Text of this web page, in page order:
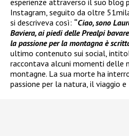
esperienze attraverso il suo blog
Instagram, seguito da oltre
si descriveva così: “Ciao, sono
Baviera, ai piedi delle Prealpi
la passione per la montagna è
ultimo contenuto sui social,
raccontava alcuni momenti delle
montagne. La sua morte ha
passione per la natura, il viaggio